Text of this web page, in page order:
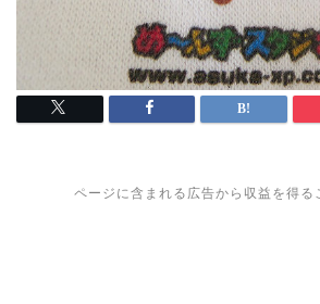
ページに含まれる広告から収益を得る